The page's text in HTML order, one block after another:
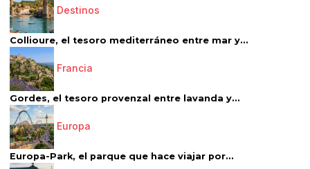
Destinos
Collioure, el tesoro mediterráneo entre mar y...
Francia
Gordes, el tesoro provenzal entre lavanda y...
Europa
Europa-Park, el parque que hace viajar por...